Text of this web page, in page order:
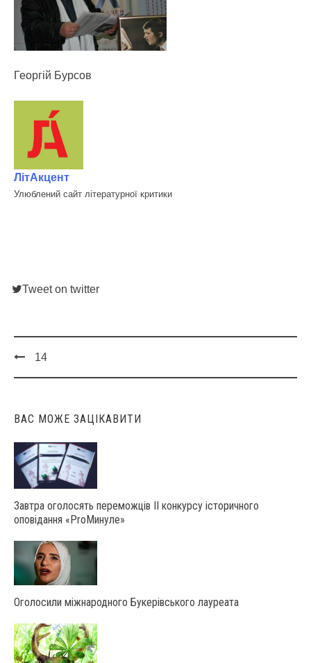
Георгій Бурсов
ЛітАкцент
Улюблений сайт літературної критики
Tweet on twitter
Post
14
ВАС МОЖЕ ЗАЦІКАВИТИ
Завтра оголосять переможців ІІ конкурсу історичного
оповідання «ProМинуле»
Оголосили міжнародного Букерівського лауреата